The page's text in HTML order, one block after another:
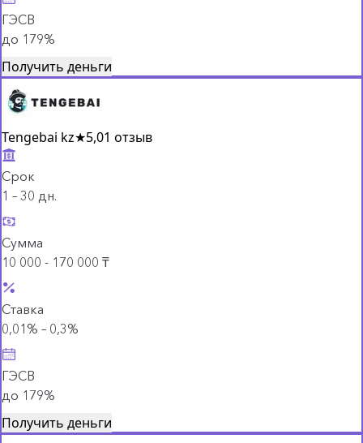
ГЭСВ
до 179%
Получить деньги
Tengebai kz★5,01 отзыв
Срок
1 – 30 дн.
Сумма
10 000 - 170 000 ₸
Ставка
0,01% – 0,3%
ГЭСВ
до 179%
Получить деньги